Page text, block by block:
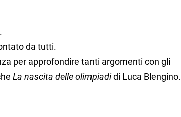
da tutti.
per approfondire tanti argomenti con gli
La nascita delle olimpiadidi Luca Blengino.